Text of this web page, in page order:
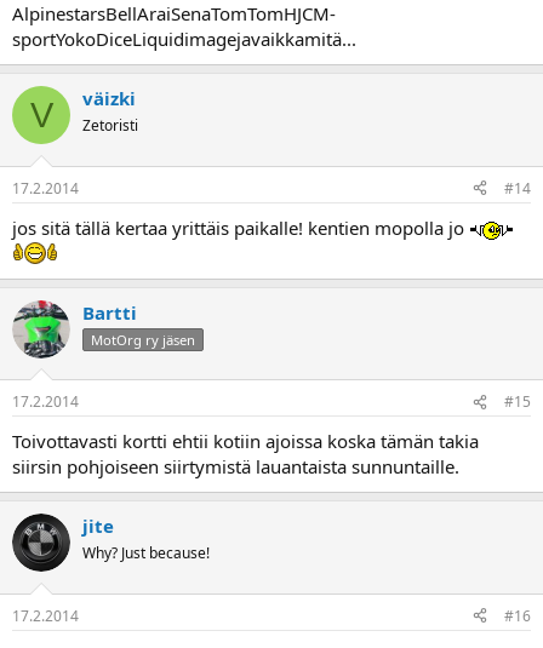
AlpinestarsBellAraiSenaTomTomHJCM-
sportYokoDiceLiquidimagejavaikkamitä...
V väizki
Zetoristi
17.2.2014 #14
jos sitä tällä kertaa yrittäis paikalle! kentien mopolla jo
Bartti
MotOrg ry jäsen
17.2.2014 #15
Toivottavasti kortti ehtii kotiin ajoissa koska tämän takia
siirsin pohjoiseen siirtymistä lauantaista sunnuntaille.
jite
Why? Just because!
17.2.2014 #16